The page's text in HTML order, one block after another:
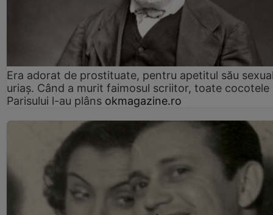
Era adorat de prostituate, pentru apetitul său
uriaș. Când a murit faimosul scriitor, toate cocotele
Parisului l-au plâns okmagazine.ro